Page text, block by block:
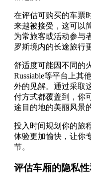
在评估可购买的车票
来越被接受，这可以
为常旅客或活动参与
罗斯境内的长途旅行
舒适度可能因不同的
Russiable等平台上其
外的见解。通过采取
付方式都覆盖到，你
途目的地的美丽风景
投入时间规划你的旅
体验更加愉快，让你
节。
评估车厢的隐私